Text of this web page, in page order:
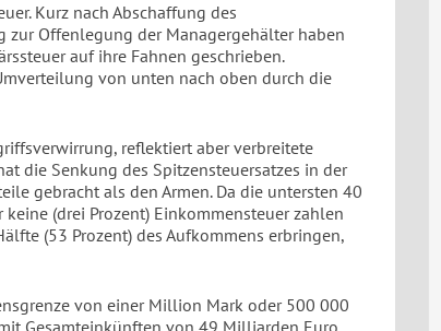
Kurz nach Abschaffung des
zur Offenlegung der Managergehälter haben
auf ihre Fahnen geschrieben.
von unten nach oben durch die
reflektiert aber verbreitete
die Senkung des Spitzensteuersatzes in der
gebracht als den Armen. Da die untersten 40
(drei Prozent) Einkommensteuer zahlen
(53 Prozent) des Aufkommens erbringen,
von einer Million Mark oder 500 000
Gesamteinkünften von 49 Milliarden Euro